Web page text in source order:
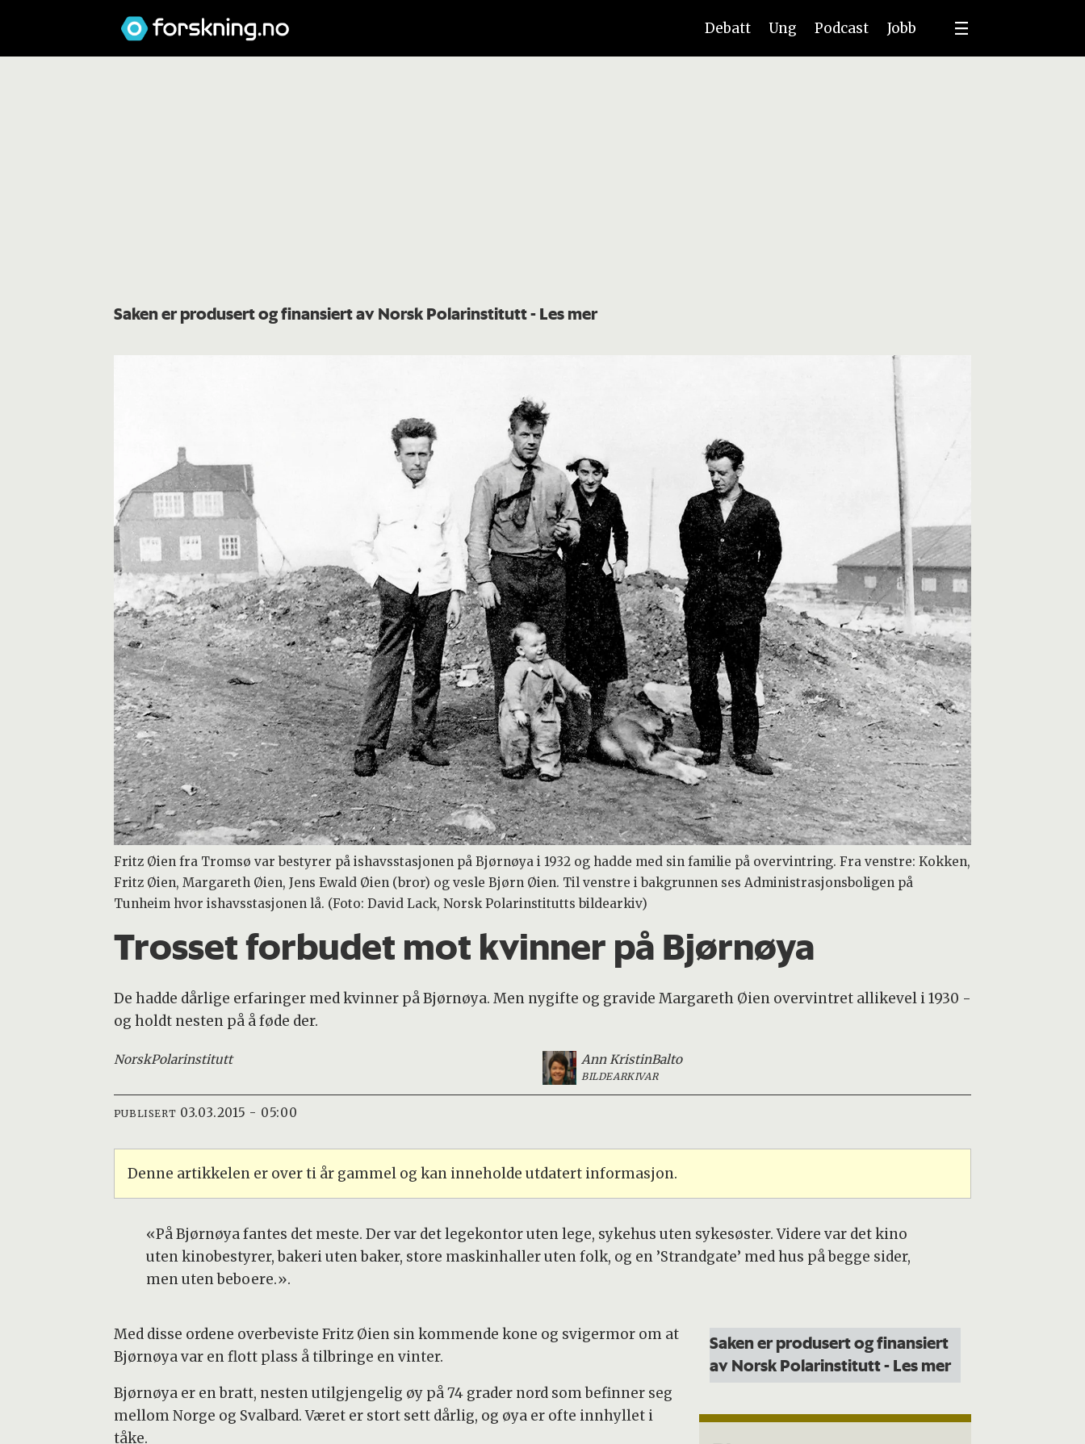
Debatt Ung Podcast Jobb
Saken er produsert og finansiert av Norsk Polarinstitutt- Les mer
Fritz Øien fra Tromsø var bestyrer på ishavsstasjonen på Bjørnøya i 1932 og hadde med sin familie på overvintring. Fra venstre: Kokken,
Fritz Øien, Margareth Øien, Jens Ewald Øien (bror) og vesle Bjørn Øien. Til venstre i bakgrunnen ses Administrasjonsboligen på
Tunheim hvor ishavsstasjonen lå. (Foto: David Lack, Norsk Polarinstitutts bildearkiv)
Trosset forbudet mot kvinner på Bjørnøya
De hadde dårlige erfaringer med kvinner på Bjørnøya. Men nygifte og gravide Margareth Øien overvintret allikevel i 1930 -
og holdt nesten på å føde der.
NorskPolarinstitutt Ann KristinBalto
BILDEARKIVAR
PUBLISERT 03.03.2015 - 05:00
Denne artikkelen er over ti år gammel og kan inneholde utdatert informasjon.
«På Bjørnøya fantes det meste. Der var det legekontor uten lege, sykehus uten sykesøster. Videre var det kino
uten kinobestyrer, bakeri uten baker, store maskinhaller uten folk, og en ’Strandgate’ med hus på begge sider,
men uten beboere.».
Saken er produsert og finansiert
av Norsk Polarinstitutt- Les mer
Med disse ordene overbeviste Fritz Øien sin kommende kone og svigermor om at
Bjørnøya var en flott plass å tilbringe en vinter.
Bjørnøya er en bratt, nesten utilgjengelig øy på 74 grader nord som befinner seg
mellom Norge og Svalbard. Været er stort sett dårlig, og øya er ofte innhyllet i
tåke.